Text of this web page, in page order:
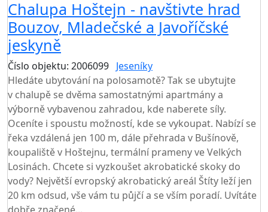
Chalupa Hoštejn - navštivte hrad
Bouzov, Mladečské a Javoříčské
jeskyně
Číslo objektu: 2006099 Jeseníky
Hledáte ubytování na polosamotě? Tak se ubytujte
v chalupě se dvěma samostatnými apartmány a
výborně vybavenou zahradou, kde naberete síly.
Oceníte i spoustu možností, kde se vykoupat. Nabízí se
řeka vzdálená jen 100 m, dále přehrada v Bušínově,
koupaliště v Hoštejnu, termální prameny ve Velkých
Losinách. Chcete si vyzkoušet akrobatické skoky do
vody? Největší evropský akrobatický areál Štíty leží jen
20 km odsud, vše vám tu půjčí a se vším poradí. Uvítáte